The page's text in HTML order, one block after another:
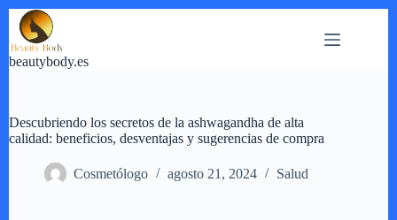
Saltar
contenido
beautybody.es
Descubriendo los secretos de la ashwagandha de alta
calidad: beneficios, desventajas y sugerencias de compra
Cosmetólogo agosto 21, 2024 Salud